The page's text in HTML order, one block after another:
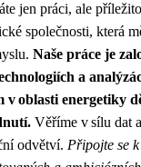
jen práci, ale
společnosti, která
Naše práce je
a
v oblasti energetiky
Věříme v sílu dat
odvětví. Připojte se